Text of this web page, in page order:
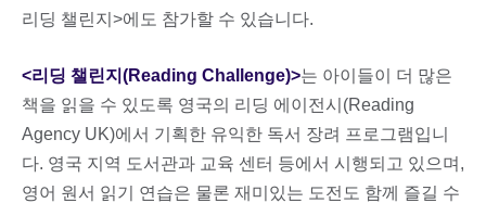
리딩 챌린지>에도 참가할 수 있습니다.
<리딩 챌린지(Reading Challenge)>는 아이들이 더 많은
책을 읽을 수 있도록 영국의 리딩 에이전시(Reading
Agency UK)에서 기획한 유익한 독서 장려 프로그램입니
다. 영국 지역 도서관과 교육 센터 등에서 시행되고 있으며,
영어 원서 읽기 연습은 물론 재미있는 도전도 함께 즐길 수